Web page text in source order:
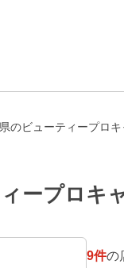
のビューティープロ
ープロキ
9件の